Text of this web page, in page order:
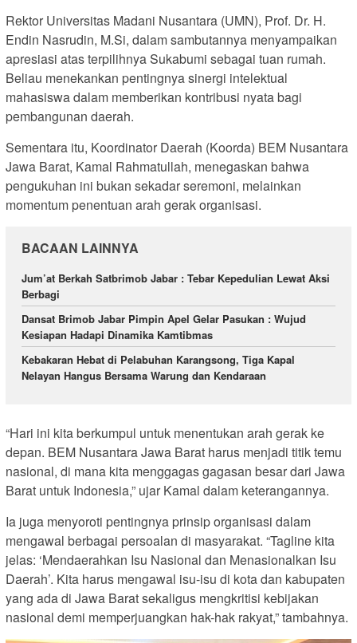
Rektor Universitas Madani Nusantara (UMN), Prof. Dr. H.
Endin Nasrudin, M.Si, dalam sambutannya menyampaikan
apresiasi atas terpilihnya Sukabumi sebagai tuan rumah.
Beliau menekankan pentingnya sinergi intelektual
mahasiswa dalam memberikan kontribusi nyata bagi
pembangunan daerah.
Sementara itu, Koordinator Daerah (Koorda) BEM Nusantara
Jawa Barat, Kamal Rahmatullah, menegaskan bahwa
pengukuhan ini bukan sekadar seremoni, melainkan
momentum penentuan arah gerak organisasi.
BACAAN LAINNYA
Jum’at Berkah Satbrimob Jabar : Tebar Kepedulian Lewat Aksi
Berbagi
Dansat Brimob Jabar Pimpin Apel Gelar Pasukan : Wujud
Kesiapan Hadapi Dinamika Kamtibmas
Kebakaran Hebat di Pelabuhan Karangsong, Tiga Kapal
Nelayan Hangus Bersama Warung dan Kendaraan
“Hari ini kita berkumpul untuk menentukan arah gerak ke
depan. BEM Nusantara Jawa Barat harus menjadi titik temu
nasional, di mana kita menggagas gagasan besar dari Jawa
Barat untuk Indonesia,” ujar Kamal dalam keterangannya.
Ia juga menyoroti pentingnya prinsip organisasi dalam
mengawal berbagai persoalan di masyarakat. “Tagline kita
jelas: ‘Mendaerahkan Isu Nasional dan Menasionalkan Isu
Daerah’. Kita harus mengawal isu-isu di kota dan kabupaten
yang ada di Jawa Barat sekaligus mengkritisi kebijakan
nasional demi memperjuangkan hak-hak rakyat,” tambahnya.